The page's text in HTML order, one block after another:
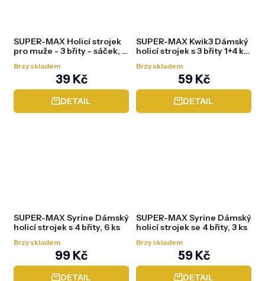
SUPER-MAX Holicí strojek
pro muže - 3 břity - sáček, 2
Brzy skladem
39 Kč
DETAIL
SUPER-MAX Kwik3 Dámský
holicí strojek s 3 břity 1+4 ks,
Brzy skladem
59 Kč
DETAIL
SUPER-MAX Syrine Dámský
holicí strojek s 4 břity, 6 ks
Brzy skladem
99 Kč
DETAIL
SUPER-MAX Syrine Dámský
holicí strojek se 4 břity, 3 ks
Brzy skladem
59 Kč
DETAIL